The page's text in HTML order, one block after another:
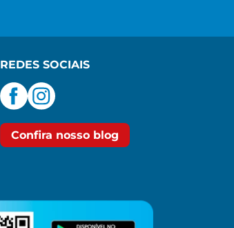
REDES SOCIAIS
Confira nosso blog